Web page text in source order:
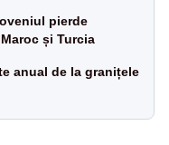
pierde
și Turcia
anual de la granițele